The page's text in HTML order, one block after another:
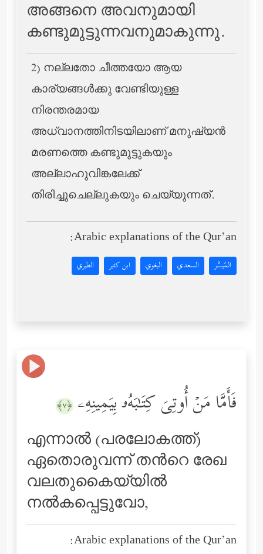
അങ്ങനെ അവനുമായി
കണ്ടുമുട്ടുന്നവനുമാകുന്നു.
2) നല്ലതോ ചീത്തയോ ആയ
കാര്യങ്ങള്‍ക്കു വേണ്ടിയുള്ള
നിരന്തരമായ
അധ്വാനത്തിനിടയിലാണ് മനുഷ്യന്‍
മരണത്തെ കണ്ടുമുട്ടുകയും
അല്ലാഹുവിങ്കലേക്ക്
തിരിച്ചുചെല്ലുകയും ചെയ്യുന്നത്.
Arabic explanations of the Qur’an:
المُيسَّر السعدي البغوي ابن كثير الطبري
فَأَمَّا مَنۡ أُوتِیَ كِتَـٰبَهُۥ بِیَمِینِهِۦ ﴿٧﴾
എന്നാല്‍ (പരലോകത്ത്‌)
ഏതൊരുവന്ന് തന്‍റെ രേഖ
വലതുകൈയ്യില്‍
നല്‍കപ്പെട്ടുവോ,
Arabic explanations of the Qur’an: